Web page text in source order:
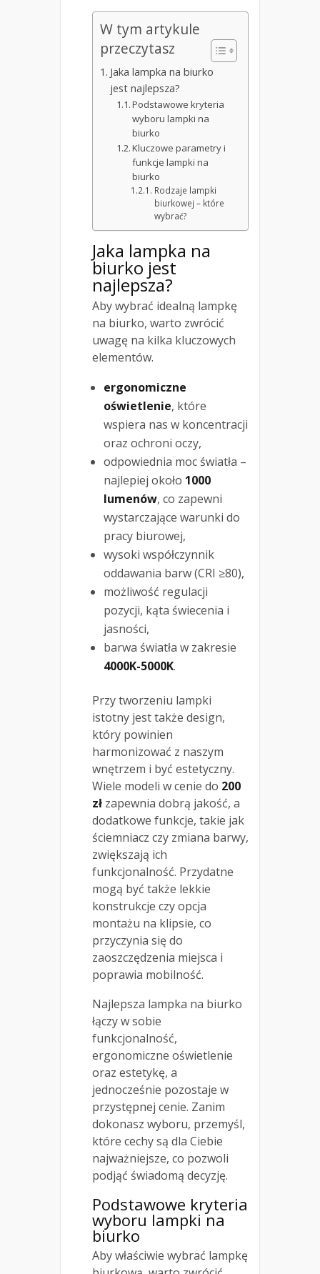
W tym artykule
przeczytasz
Jaka lampka na biurko
jest najlepsza?
Podstawowe kryteria
wyboru lampki na
biurko
Kluczowe parametry i
funkcje lampki na
biurko
Rodzaje lampki
biurkowej – które
wybrać?
Jaka lampka na
biurko jest
najlepsza?
Aby wybrać idealną lampkę
na biurko, warto zwrócić
uwagę na kilka kluczowych
elementów.
ergonomiczne
oświetlenie, które
wspiera nas w koncentracji
oraz ochroni oczy,
odpowiednia moc światła –
najlepiej około 1000
lumenów, co zapewni
wystarczające warunki do
pracy biurowej,
wysoki współczynnik
oddawania barw (CRI ≥80),
możliwość regulacji
pozycji, kąta świecenia i
jasności,
barwa światła w zakresie
4000K-5000K.
Przy tworzeniu lampki
istotny jest także design,
który powinien
harmonizować z naszym
wnętrzem i być estetyczny.
Wiele modeli w cenie do 200
zł zapewnia dobrą jakość, a
dodatkowe funkcje, takie jak
ściemniacz czy zmiana barwy,
zwiększają ich
funkcjonalność. Przydatne
mogą być także lekkie
konstrukcje czy opcja
montażu na klipsie, co
przyczynia się do
zaoszczędzenia miejsca i
poprawia mobilność.
Najlepsza lampka na biurko
łączy w sobie
funkcjonalność,
ergonomiczne oświetlenie
oraz estetykę, a
jednocześnie pozostaje w
przystępnej cenie. Zanim
dokonasz wyboru, przemyśl,
które cechy są dla Ciebie
najważniejsze, co pozwoli
podjąć świadomą decyzję.
Podstawowe kryteria
wyboru lampki na
biurko
Aby właściwie wybrać lampkę